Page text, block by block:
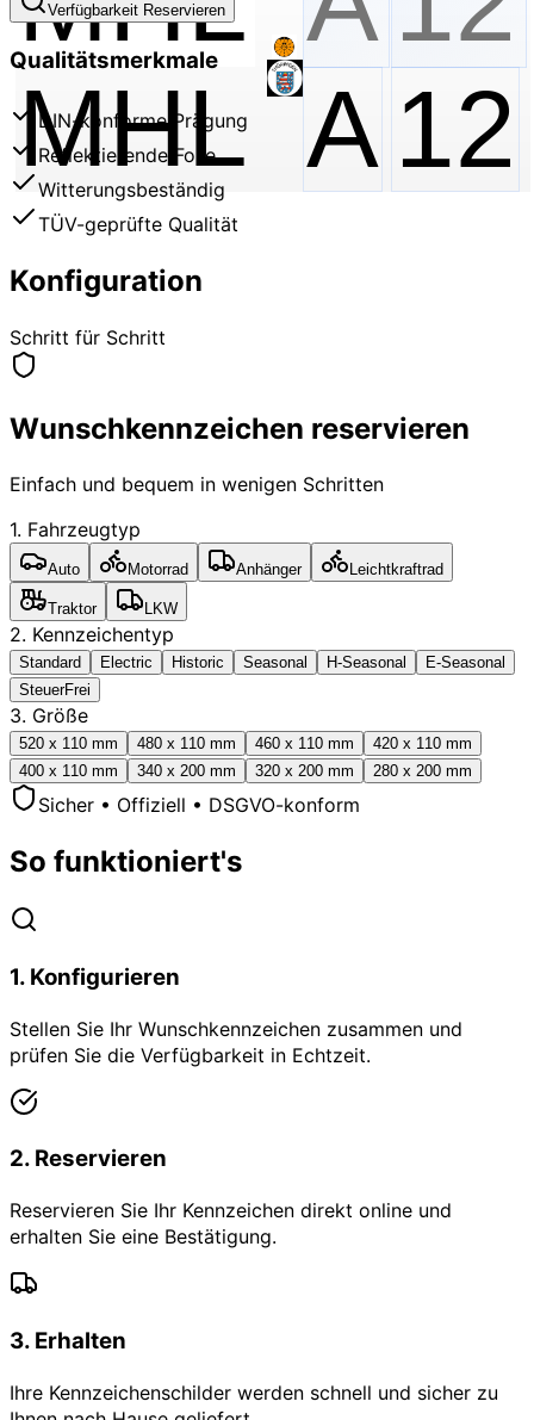
MHL A 12
Verfügbarkeit Reservieren
Qualitätsmerkmale
DIN-konforme Prägung
Reflektierende Folie
Witterungsbeständig
TÜV-geprüfte Qualität
Konfiguration
Schritt für Schritt
Wunschkennzeichen reservieren
Einfach und bequem in wenigen Schritten
1. Fahrzeugtyp
Auto Motorrad Anhänger Leichtkraftrad
Traktor LKW
2. Kennzeichentyp
Standard Electric Historic Seasonal H-Seasonal
E-Seasonal
SteuerFrei
3. Größe
520 x 110 mm 480 x 110 mm 460 x 110 mm
420 x 110 mm
400 x 110 mm
340 x 200 mm 320 x 200 mm 280 x 200 mm
Sicher • Offiziell • DSGVO-konform
So funktioniert's
1. Konfigurieren
Stellen Sie Ihr Wunschkennzeichen zusammen und
prüfen Sie die Verfügbarkeit in Echtzeit.
2. Reservieren
Reservieren Sie Ihr Kennzeichen direkt online und
erhalten Sie eine Bestätigung.
3. Erhalten
Ihre Kennzeichenschilder werden schnell und sicher zu